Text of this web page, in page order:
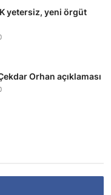
yetersiz, yeni örgüt
Orhan açıklaması